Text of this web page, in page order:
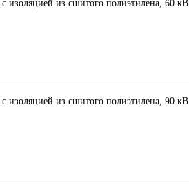
изоляцией из сшитого полиэтилена, 60 кВ
изоляцией из сшитого полиэтилена, 90 кВ